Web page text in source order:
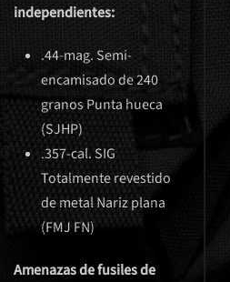
independientes:
.44-mag. Semi-
encamisado de 240
granos Punta hueca
(SJHP)
.357-cal. SIG
Totalmente revestido
de metal Nariz plana
(FMJ FN)
Amenazas de fusiles de